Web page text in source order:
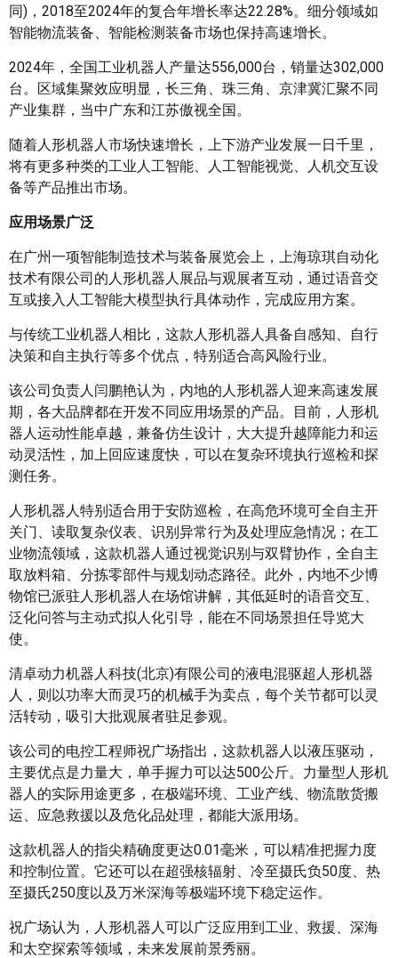
同)，2018至2024年的复合年增长率达22.28%。细分领域如
智能物流装备、智能检测装备市场也保持高速增长。
2024年，全国工业机器人产量达556,000台，销量达302,000
台。区域集聚效应明显，长三角、珠三角、京津冀汇聚不同
产业集群，当中广东和江苏傲视全国。
随着人形机器人市场快速增长，上下游产业发展一日千里，
将有更多种类的工业人工智能、人工智能视觉、人机交互设
备等产品推出市场。
应用场景广泛
在广州一项智能制造技术与装备展览会上，上海琼琪自动化
技术有限公司的人形机器人展品与观展者互动，通过语音交
互或接入人工智能大模型执行具体动作，完成应用方案。
与传统工业机器人相比，这款人形机器人具备自感知、自行
决策和自主执行等多个优点，特别适合高风险行业。
该公司负责人闫鹏艳认为，内地的人形机器人迎来高速发展
期，各大品牌都在开发不同应用场景的产品。目前，人形机
器人运动性能卓越，兼备仿生设计，大大提升越障能力和运
动灵活性，加上回应速度快，可以在复杂环境执行巡检和探
测任务。
人形机器人特别适合用于安防巡检，在高危环境可全自主开
关门、读取复杂仪表、识别异常行为及处理应急情况；在工
业物流领域，这款机器人通过视觉识别与双臂协作，全自主
取放料箱、分拣零部件与规划动态路径。此外，内地不少博
物馆已派驻人形机器人在场馆讲解，其低延时的语音交互、
泛化问答与主动式拟人化引导，能在不同场景担任导览大
使。
清卓动力机器人科技(北京)有限公司的液电混驱超人形机器
人，则以功率大而灵巧的机械手为卖点，每个关节都可以灵
活转动，吸引大批观展者驻足参观。
该公司的电控工程师祝广场指出，这款机器人以液压驱动，
主要优点是力量大，单手握力可以达500公斤。力量型人形机
器人的实际用途更多，在极端环境、工业产线、物流散货搬
运、应急救援以及危化品处理，都能大派用场。
这款机器人的指尖精确度更达0.01毫米，可以精准把握力度
和控制位置。它还可以在超强核辐射、冷至摄氏负50度、热
至摄氏250度以及万米深海等极端环境下稳定运作。
祝广场认为，人形机器人可以广泛应用到工业、救援、深海
和太空探索等领域，未来发展前景秀丽。